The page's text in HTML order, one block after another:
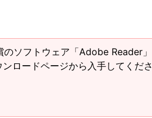
ソフトウェア「Adobe Reader」
ロードページから入手してくださ